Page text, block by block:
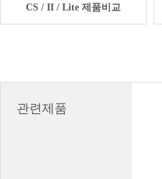
CS / II / Lite 제품비교
관련제품